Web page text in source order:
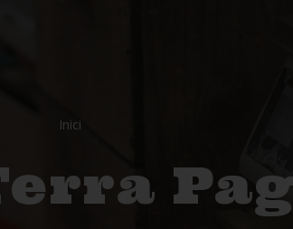
Inici